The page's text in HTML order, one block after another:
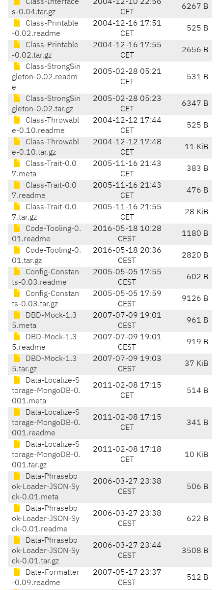
Class-Interface
s-0.04.tar.gz
2004-12-10 22:56
CET
6267 B
Class-Printable
-0.02.readme
2004-12-16 17:51
CET
525 B
Class-Printable
-0.02.tar.gz
2004-12-16 17:55
CET
2656 B
Class-StrongSin
gleton-0.02.readm
e
2005-02-28 05:21
CET
531 B
Class-StrongSin
gleton-0.02.tar.gz
2005-02-28 05:23
CET
6347 B
Class-Throwabl
e-0.10.readme
2004-12-12 17:44
CET
525 B
Class-Throwabl
e-0.10.tar.gz
2004-12-12 17:48
CET
11 KiB
Class-Trait-0.0
7.meta
2005-11-16 21:43
CET
383 B
Class-Trait-0.0
7.readme
2005-11-16 21:43
CET
476 B
Class-Trait-0.0
7.tar.gz
2005-11-16 21:55
CET
28 KiB
Code-Tooling-0.
01.readme
2016-05-18 10:28
CEST
1180 B
Code-Tooling-0.
01.tar.gz
2016-05-18 20:36
CEST
2820 B
Config-Constan
ts-0.03.readme
2005-05-05 17:55
CEST
602 B
Config-Constan
ts-0.03.tar.gz
2005-05-05 17:59
CEST
9126 B
DBD-Mock-1.3
5.meta
2007-07-09 19:01
CEST
961 B
DBD-Mock-1.3
5.readme
2007-07-09 19:01
CEST
919 B
DBD-Mock-1.3
5.tar.gz
2007-07-09 19:03
CEST
37 KiB
Data-Localize-S
torage-MongoDB-0.
001.meta
2011-02-08 17:15
CET
514 B
Data-Localize-S
torage-MongoDB-0.
001.readme
2011-02-08 17:15
CET
341 B
Data-Localize-S
torage-MongoDB-0.
001.tar.gz
2011-02-08 17:18
CET
10 KiB
Data-Phrasebo
ok-Loader-JSON-Sy
ck-0.01.meta
2006-03-27 23:38
CEST
506 B
Data-Phrasebo
ok-Loader-JSON-Sy
ck-0.01.readme
2006-03-27 23:38
CEST
622 B
Data-Phrasebo
ok-Loader-JSON-Sy
ck-0.01.tar.gz
2006-03-27 23:44
CEST
3508 B
Date-Formatter
-0.09.readme
2007-05-17 23:37
CEST
512 B